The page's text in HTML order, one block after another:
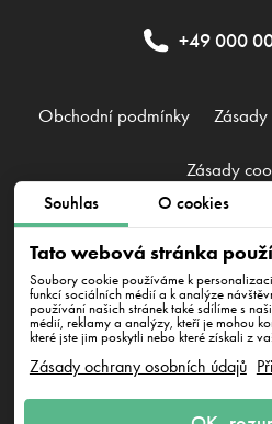
Souhlas O cookies
Tato webová stránka
Soubory cookie používáme k
funkcí sociálních médií a k analýze
používání našich stránek také sdílíme s
médií, reklamy a analýzy, kteří je mohou
které jste jim poskytli nebo které získali z
Zásady ochrany osobních údajů
+49 000
Obchodní podmínky
Zásady
CleanWhale GmbH, HRB
Westhafenstraße 1,
Napište nám